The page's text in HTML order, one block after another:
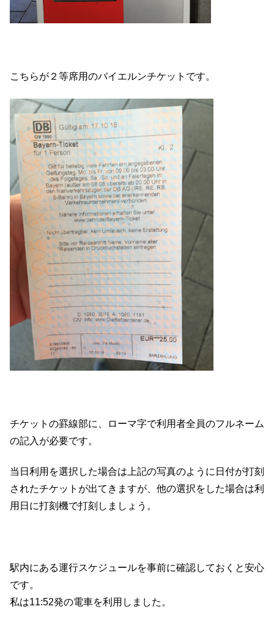
こちらが２等席用のバイエルンチケットです。
チケットの罫線部に、ローマ字で利用者全員のフルネーム
の記入が必要です。
当日利用を選択した場合は上記の写真のように日付が打刻
されたチケットが出てきますが、他の選択をした場合は利
用日に打刻機で打刻しましょう。
駅内にある運行スケジュールを事前に確認しておくと安心
です。
私は11:52発の電車を利用しました。